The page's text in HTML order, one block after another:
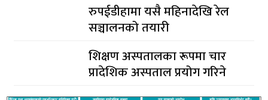
रुपईडीहामा यसै महिनादेखि रेल
सञ्चालनको तयारी
शिक्षण अस्पतालका रूपमा चार
प्रादेशिक अस्पताल प्रयोग गरिने